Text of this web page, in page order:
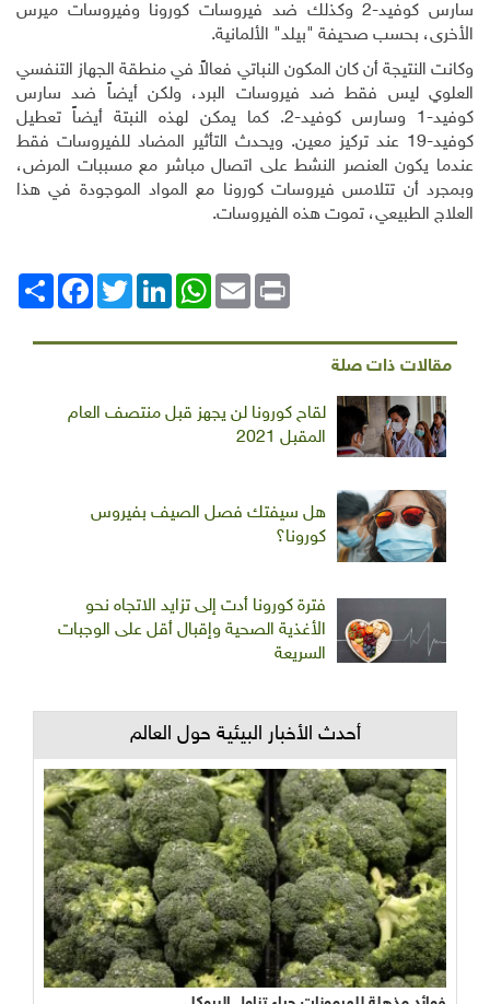
سارس كوفيد-2 وكذلك ضد فيروسات كورونا وفيروسات ميرس
الأخرى، بحسب صحيفة "بيلد" الألمانية.
وكانت النتيجة أن كان المكون النباتي فعالاً في منطقة الجهاز التنفسي
العلوي ليس فقط ضد فيروسات البرد، ولكن أيضاً ضد سارس
كوفيد-1 وسارس كوفيد-2. كما يمكن لهذه النبتة أيضاً تعطيل
كوفيد-19 عند تركيز معين. ويحدث التأثير المضاد للفيروسات فقط
عندما يكون العنصر النشط على اتصال مباشر مع مسببات المرض،
وبمجرد أن تتلامس فيروسات كورونا مع المواد الموجودة في هذا
العلاج الطبيعي، تموت هذه الفيروسات.
انشر
FacebookTwitterLinkedIn
WhatsAppEmail Print
مقالات ذات صلة
لقاح كورونا لن يجهز قبل منتصف العام
المقبل 2021
هل سيفتك فصل الصيف بفيروس
كورونا؟
فترة كورونا أدت إلى تزايد الاتجاه نحو
الأغذية الصحية وإقبال أقل على الوجبات
السريعة
أحدث الأخبار البيئية حول العالم